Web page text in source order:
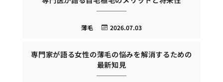
2026.07.03
薄毛
専門家が語る女性の薄毛の悩みを解消するための
最新知見